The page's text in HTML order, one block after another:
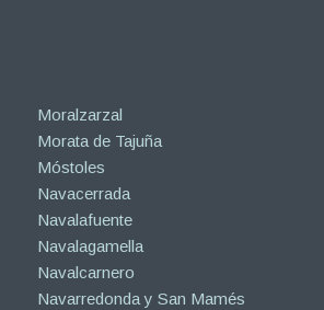
Moralzarzal
Morata de Tajuña
Móstoles
Navacerrada
Navalafuente
Navalagamella
Navalcarnero
Navarredonda y San Mamés